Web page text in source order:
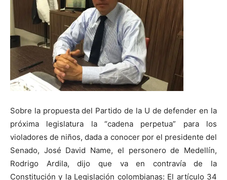
Sobre la propuesta del Partido de la U de defender en la
próxima legislatura la “cadena perpetua” para los
violadores de niños, dada a conocer por el presidente del
Senado, José David Name, el personero de Medellín,
Rodrigo Ardila, dijo que va en contravía de la
Constitución y la Legislación colombianas: El artículo 34